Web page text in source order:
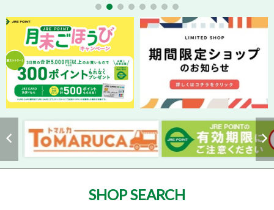
SHOP SEARCH